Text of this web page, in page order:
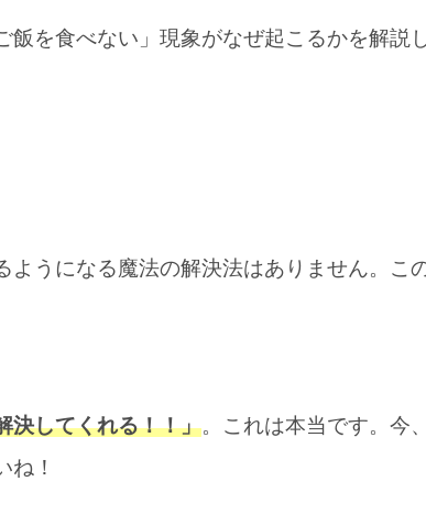
を食べない」現象がなぜ起こるかを解説
うになる魔法の解決法はありません。こ
決してくれる！！」。これは本当です。今
ね！